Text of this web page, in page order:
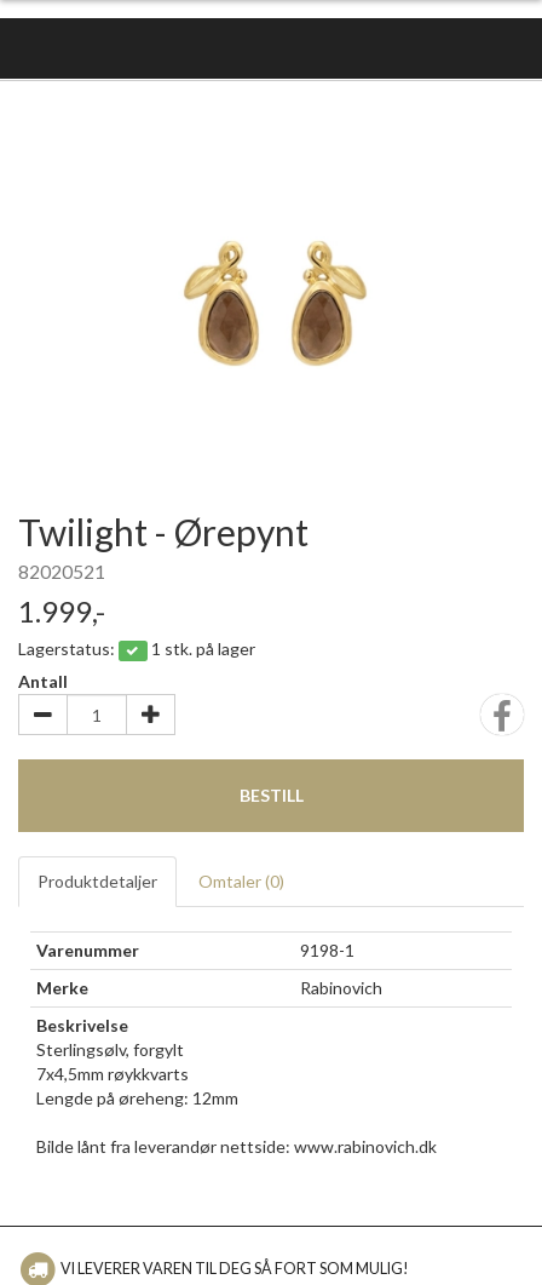
Twilight - Ørepynt
82020521
1.999,-
Lagerstatus:
1 stk. på lager
Antall
BESTILL
Produktdetaljer Omtaler (0)
Varenummer
9198-1
Merke
Rabinovich
Beskrivelse
Sterlingsølv, forgylt
7x4,5mm røykkvarts
Lengde på øreheng: 12mm
Bilde lånt fra leverandør nettside: www.rabinovich.dk
VI LEVERER VAREN TIL DEG SÅ FORT SOM MULIG!